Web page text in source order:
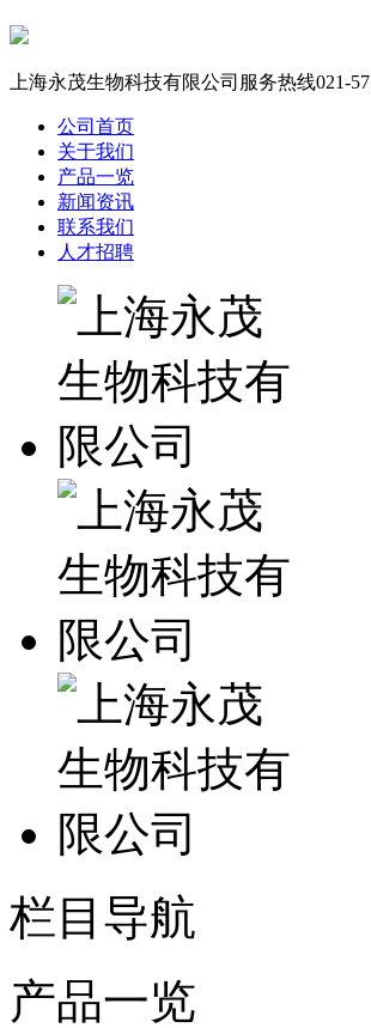
上海永茂生物科技有限公司服务热线021-
公司首页
关于我们
产品一览
新闻资讯
联系我们
人才招聘
栏目导航
产品一览